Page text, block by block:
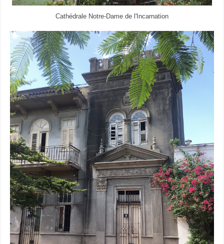
Cathédrale Notre-Dame de l'Incarnation